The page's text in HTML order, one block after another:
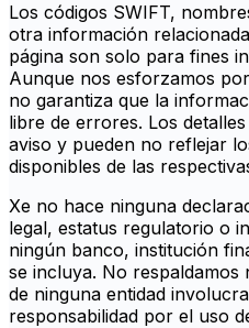
Los códigos SWIFT,
otra información
página son solo para fines
Aunque nos esforzamos
no garantiza que la
libre de errores. Los
aviso y pueden no reflejar
disponibles de las
Xe no hace ninguna
legal, estatus regulatorio o
ningún banco, institución
se incluya. No respaldamos
de ninguna entidad
responsabilidad por el uso